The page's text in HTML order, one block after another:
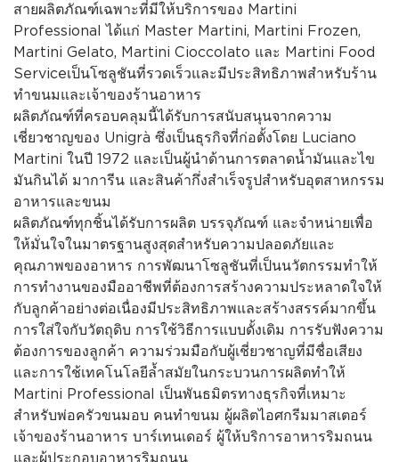
สายผลิตภัณฑ์เฉพาะที่มีให้บริการของ Martini
Professional ได้แก่ Master Martini, Martini Frozen,
Martini Gelato, Martini Cioccolato และ Martini Food
Serviceเป็นโซลูชันที่รวดเร็วและมีประสิทธิภาพสำหรับร้าน
ทำขนมและเจ้าของร้านอาหาร
ผลิตภัณฑ์ที่ครอบคลุมนี้ได้รับการสนับสนุนจากความ
เชี่ยวชาญของ Unigrà ซึ่งเป็นธุรกิจที่ก่อตั้งโดย Luciano
Martini ในปี 1972 และเป็นผู้นำด้านการตลาดน้ำมันและไข
มันกินได้ มาการีน และสินค้ากึ่งสำเร็จรูปสำหรับอุตสาหกรรม
อาหารและขนม
ผลิตภัณฑ์ทุกชิ้นได้รับการผลิต บรรจุภัณฑ์ และจำหน่ายเพื่อ
ให้มั่นใจในมาตรฐานสูงสุดสำหรับความปลอดภัยและ
คุณภาพของอาหาร การพัฒนาโซลูชันที่เป็นนวัตกรรมทำให้
การทำงานของมืออาชีพที่ต้องการสร้างความประหลาดใจให้
กับลูกค้าอย่างต่อเนื่องมีประสิทธิภาพและสร้างสรรค์มากขึ้น
การใส่ใจกับวัตถุดิบ การใช้วิธีการแบบดั้งเดิม การรับฟังความ
ต้องการของลูกค้า ความร่วมมือกับผู้เชี่ยวชาญที่มีชื่อเสียง
และการใช้เทคโนโลยีล้ำสมัยในกระบวนการผลิตทำให้
Martini Professional เป็นพันธมิตรทางธุรกิจที่เหมาะ
สำหรับพ่อครัวขนมอบ คนทำขนม ผู้ผลิตไอศกรีมมาสเตอร์
เจ้าของร้านอาหาร บาร์เทนเดอร์ ผู้ให้บริการอาหารริมถนน
และผู้ประกอบอาหารริมถนน